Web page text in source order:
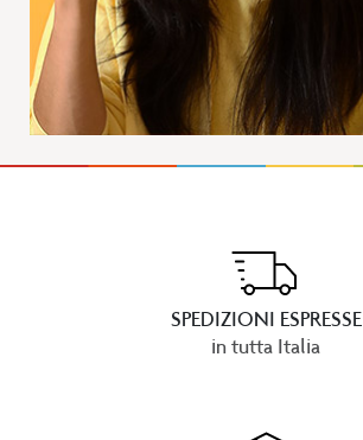
SPEDIZIONI ESPRESSE
in tutta Italia